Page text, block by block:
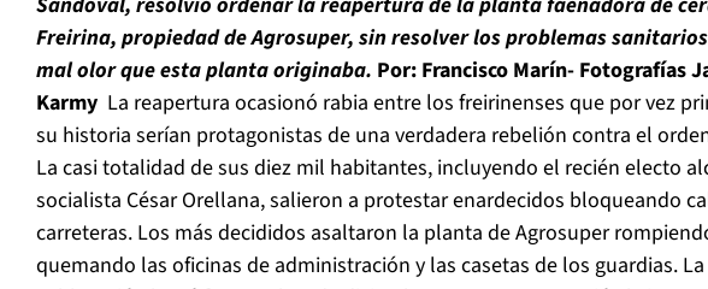
Freirina, propiedad de Agrosuper, sin resolver los problemas
mal olor que esta planta originaba. Por: Francisco Marín- Fotografías
Karmy La reapertura ocasionó rabia entre los freirinenses que por vez
su historia serían protagonistas de una verdadera rebelión contra el
La casi totalidad de sus diez mil habitantes, incluyendo el recién electo
socialista César Orellana, salieron a protestar enardecidos bloqueando
carreteras. Los más decididos asaltaron la planta de Agrosuper
quemando las oficinas de administración y las casetas de los guardias. La